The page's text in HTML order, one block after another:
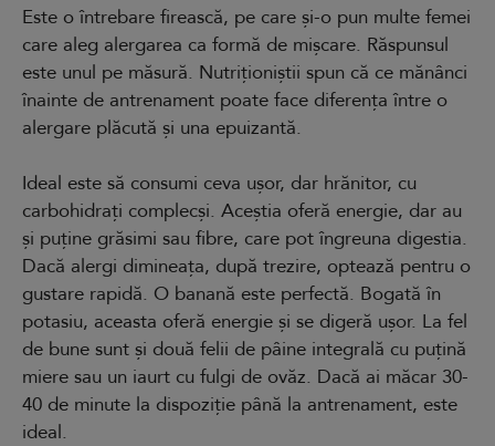
Este o întrebare firească, pe care și-o pun multe femei
care aleg alergarea ca formă de mișcare. Răspunsul
este unul pe măsură. Nutriționiștii spun că ce mănânci
înainte de antrenament poate face diferența între o
alergare plăcută și una epuizantă.
Ideal este să consumi ceva ușor, dar hrănitor, cu
carbohidrați complecși. Aceștia oferă energie, dar au
și puține grăsimi sau fibre, care pot îngreuna digestia.
Dacă alergi dimineața, după trezire, optează pentru o
gustare rapidă. O banană este perfectă. Bogată în
potasiu, aceasta oferă energie și se digeră ușor. La fel
de bune sunt și două felii de pâine integrală cu puțină
miere sau un iaurt cu fulgi de ovăz. Dacă ai măcar 30-
40 de minute la dispoziție până la antrenament, este
ideal.